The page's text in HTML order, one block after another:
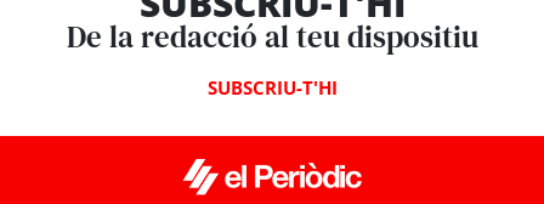
De la redacció al teu dispositiu
SUBSCRIU-T'HI